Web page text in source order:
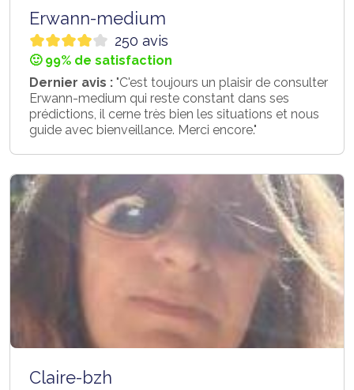
Erwann-medium
250 avis
🙂 99% de satisfaction
Dernier avis : "C'est toujours un plaisir de consulter
Erwann-medium qui reste constant dans ses
prédictions, il cerne très bien les situations et nous
guide avec bienveillance. Merci encore."
Claire-bzh